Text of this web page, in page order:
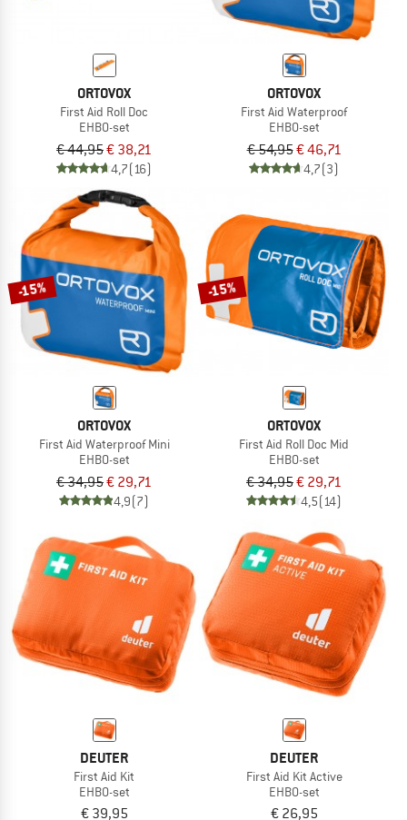
ORTOVOX
First Aid Roll Doc
EHBO-set
€ 44,95€ 38,21
4,7(16)
ORTOVOX
First Aid Waterproof
EHBO-set
€ 54,95€ 46,71
4,7(3)
-15%
ORTOVOX
First Aid Waterproof Mini
EHBO-set
€ 34,95€ 29,71
4,9(7)
-15%
ORTOVOX
First Aid Roll Doc Mid
EHBO-set
€ 34,95€ 29,71
4,5(14)
DEUTER
First Aid Kit
EHBO-set
€ 39,95
DEUTER
First Aid Kit Active
EHBO-set
€ 26,95